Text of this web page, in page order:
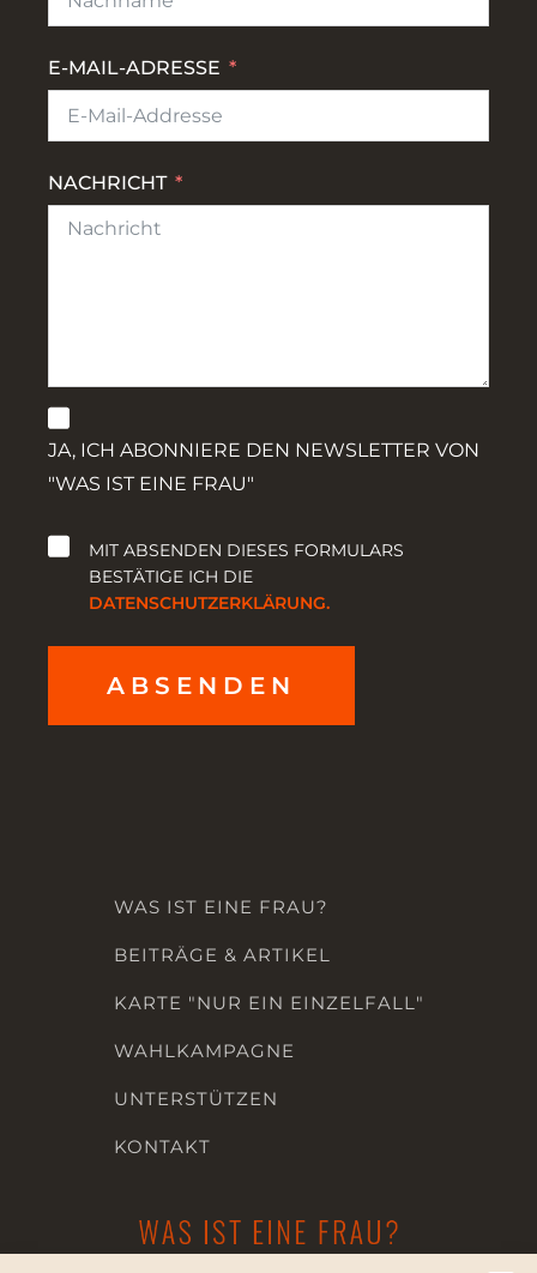
E-MAIL-ADRESSE
NACHRICHT
JA, ICH ABONNIERE DEN NEWSLETTER VON
"WAS IST EINE FRAU"
MIT ABSENDEN DIESES FORMULARS
BESTÄTIGE ICH DIE
DATENSCHUTZERKLÄRUNG.
ABSENDEN
WAS IST EINE FRAU?
BEITRÄGE & ARTIKEL
KARTE "NUR EIN EINZELFALL"
WAHLKAMPAGNE
UNTERSTÜTZEN
KONTAKT